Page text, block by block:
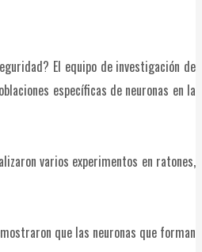
El equipo de investigación de
específicas de neuronas en la
varios experimentos en ratones,
que las neuronas que forman